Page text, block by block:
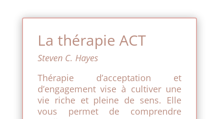
La thérapie ACT
Steven C. Hayes
Thérapie d’acceptation et
d’engagement vise à cultiver une
vie riche et pleine de sens. Elle
vous permet de comprendre